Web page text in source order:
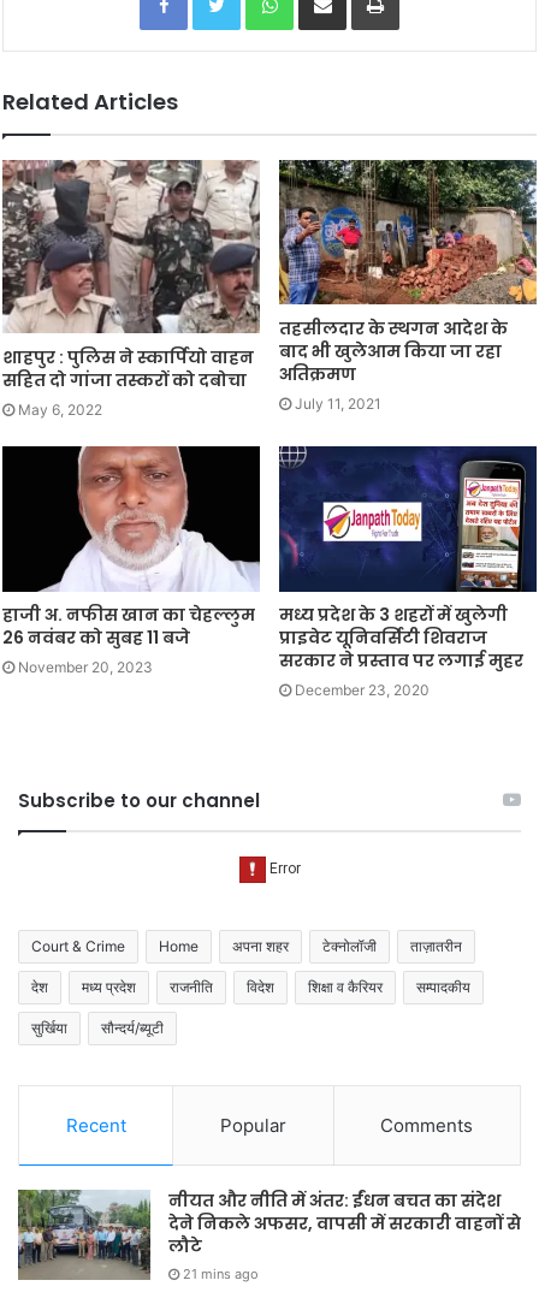
Related Articles
शाहपुर : पुलिस ने स्कार्पियो वाहन
सहित दो गांजा तस्करों को दबोचा
May 6, 2022
तहसीलदार के स्थगन आदेश के
बाद भी खुलेआम किया जा रहा
अतिक्रमण
July 11, 2021
हाजी अ. नफीस खान का चेहल्लुम
26 नवंबर को सुबह 11 बजे
November 20, 2023
मध्य प्रदेश के 3 शहरों में खुलेगी
प्राइवेट यूनिवर्सिटी शिवराज
सरकार ने प्रस्ताव पर लगाई मुहर
December 23, 2020
Subscribe to our channel
Court & Crime Home अपना शहर टेक्नोलॉजी ताज़ातरीन
देश मध्य प्रदेश राजनीति विदेश शिक्षा व कैरियर सम्पादकीय
सुर्खिया सौन्दर्य/ब्यूटी
Recent Popular Comments
नीयत और नीति में अंतर: ईंधन बचत का संदेश
देने निकले अफसर, वापसी में सरकारी वाहनों से
लौटे
21 mins ago